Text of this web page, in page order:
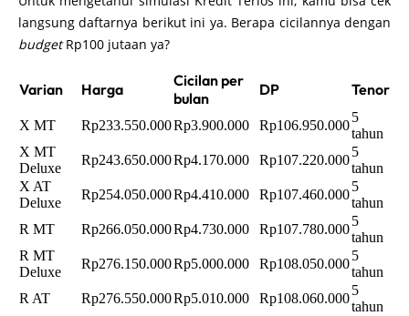
langsung daftarnya berikut ini ya. Berapa cicilannya dengan
budgetRp100 jutaan ya?
Varian Harga
Cicilan per
bulan
DP Tenor
X MT Rp233.550.000Rp3.900.000 Rp106.950.000
5
tahun
X MT
Deluxe
Rp243.650.000Rp4.170.000 Rp107.220.000
5
tahun
X AT
Deluxe
Rp254.050.000Rp4.410.000 Rp107.460.000
5
tahun
R MT
Rp266.050.000Rp4.730.000 Rp107.780.000
5
tahun
R MT
Deluxe
Rp276.150.000Rp5.000.000 Rp108.050.000
5
tahun
R AT
Rp276.550.000Rp5.010.000 Rp108.060.000
5
tahun